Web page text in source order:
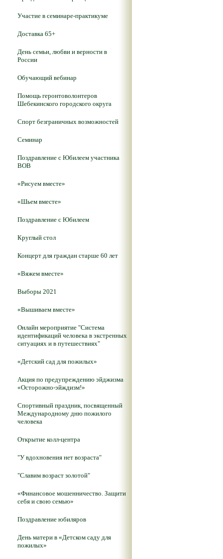
Участие в семинаре-практикуме
Доставка 65+
День семьи, любви и верности в
России
Обучающий вебинар
Помощь геронтоволонтеров
Шебекинского городского округа
Спорт безграничных возможностей
Семинар
Поздравление с Юбилеем участника
ВОВ
«Рисуем вместе»
«Шьем вместе»
Поздравление с Юбилеем
Круглый стол
Концерт для граждан старше 60 лет
«Вяжем вместе»
Выборы 2021
«Вышиваем вместе»
Онлайн мероприятие "Система
идентификаций человека в экстренных
ситуациях и в путешествиях"
«Детский сад для пожилых»
Акция по предупреждению эйджизма
«Осторожно-эйждизм!»
Спортивный праздник, посвященный
Международному дню пожилого
человека
Открытие колл-центра
"У вдохновения нет возраста"
"Славим возраст золотой"
«Финансовое мошенничество. Защити
себя и свою семью»
Поздравление юбиляров
День матери в «Детском саду для
пожилых»